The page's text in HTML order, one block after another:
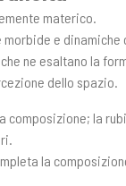
materico.
e
ne esaltano la
dello spazio.
la
la